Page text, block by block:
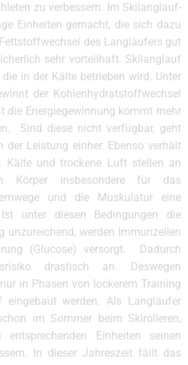
zu verbessern. Im Skilanglauf-
Einheiten gemacht, die sich dazu
des Langläufers gut
sehr vorteilhaft. Skilanglauf
in der Kälte betrieben wird. Unter
der Kohlenhydratstoffwechsel
die Energiegewinnung kommt mehr
Sind diese nicht verfügbar, geht
der Leistung einher. Ebenso verhält
Kälte und trockene Luft stellen an
insbesondere für das
und die Muskulatur eine
unter diesen Bedingungen die
unzureichend, werden Immunzellen
(Glucose) versorgt. Dadurch
drastisch an. Deswegen
in Phasen von lockerem Training
eingebaut werden. Als Langläufer
im Sommer beim Skirolleren,
Einheiten seinen
In dieser Jahreszeit fällt das